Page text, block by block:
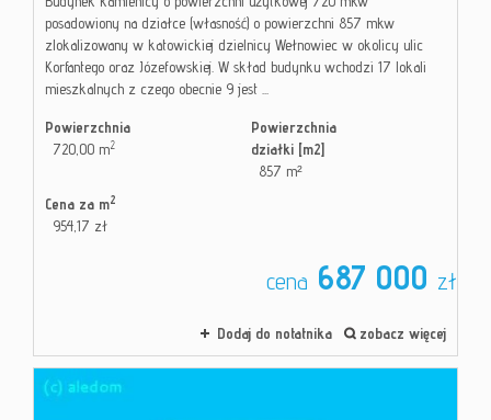
posadowiony na działce (własność) o powierzchni 857 mkw
zlokalizowany w katowickiej dzielnicy Wełnowiec w okolicy ulic
Korfantego oraz Józefowskiej. W skład budynku wchodzi 17 lokali
mieszkalnych z czego obecnie 9 jest ...
Powierzchnia
720,00 m2
Powierzchnia
działki [m2]
857 m²
Cena za m2
954,17 zł
cena 687 000 zł
Dodaj do notatnika zobacz więcej